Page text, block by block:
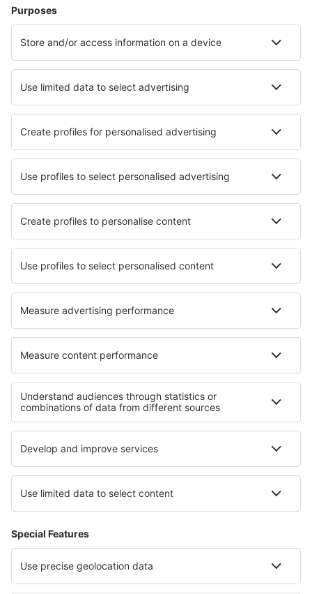
Zbor+Hotel
Află mai multe
Companii aeriene
Wizz Air
Ryanair
Lufthansa
Despre eSky
Cariere
Termeni şi condiţii
Rezervările mele
Politica de Confidențialitate
Politică cookie
Asistenţă şi contact
Țări